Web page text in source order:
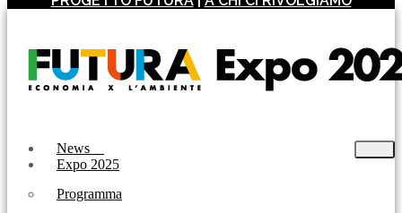
News
Expo 2025
Programma